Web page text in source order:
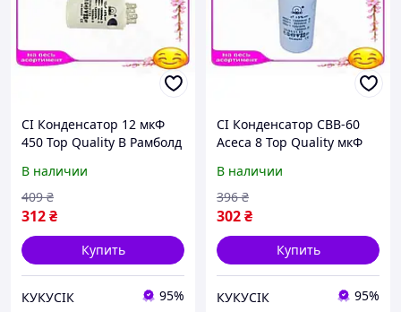
CI Конденсатор 12 мкФ
450 Top Quality В Рамболд
электрический
конденсатор для схемы
CI2-888
В наличии
312₴
409 ₴
Купить
КУКУСІК 95%
CI Конденсатор СВВ-60
Асеса 8 Top Quality мкФ
электрический
конденсатор для сх CI2-
888
В наличии
302₴
396 ₴
Купить
КУКУСІК 95%